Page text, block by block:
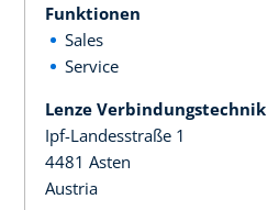
Funktionen
Sales
Service
Lenze
Ipf-Landesstraße 1
4481 Asten
Austria